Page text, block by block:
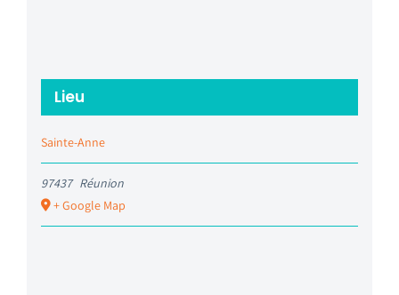
Lieu
Sainte-Anne
97437 Réunion
+ Google Map